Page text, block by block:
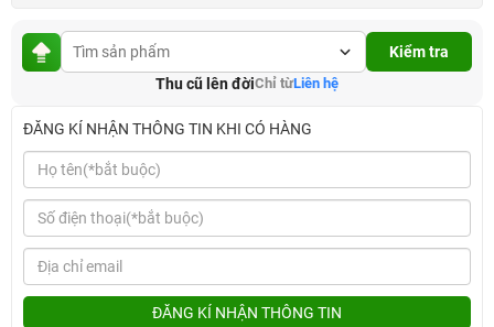
Kiểm tra
Thu cũ lên đờiChỉ từLiên hệ
ĐĂNG KÍ NHẬN THÔNG TIN KHI CÓ HÀNG
ĐĂNG KÍ NHẬN THÔNG TIN